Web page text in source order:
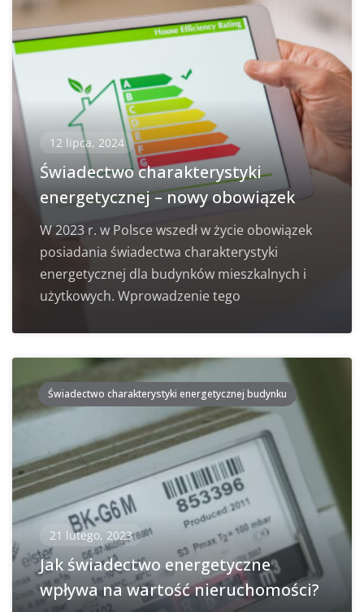
12 lipca, 2024
Świadectwo charakterystyki
energetycznej – nowy obowiązek
W 2023 r. w Polsce wszedł w życie obowiązek
posiadania świadectwa charakterystyki
energetycznej dla budynków mieszkalnych i
użytkowych. Wprowadzenie tego
Świadectwo charakterystyki energetycznej budynku
21 lutego, 2023
Jak świadectwo energetyczne
wpływa na wartość nieruchomości?